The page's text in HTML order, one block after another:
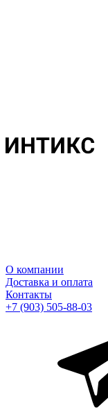
О компании
Доставка и оплата
Контакты
+7 (903) 505-88-03